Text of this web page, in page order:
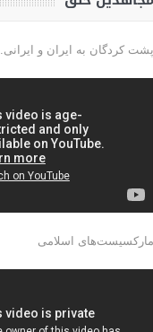
پشت کردگان به ایران و ایرانی.
مارکسیست‌های اسلامی